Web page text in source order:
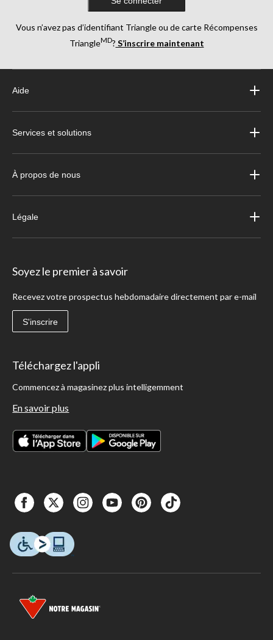
Vous n’avez pas d’identifiant Triangle ou de carte Récompenses
TriangleMD? S’inscrire maintenant
Aide
Services et solutions
À propos de nous
Légale
Soyez le premier à savoir
Recevez votre prospectus hebdomadaire directement par e-mail
S'inscrire
Téléchargez l'appli
Commencez à magasinez plus intelligemment
En savoir plus